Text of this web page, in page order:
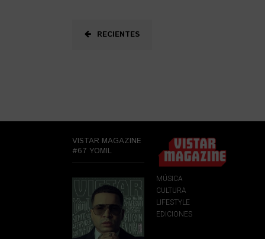
RECIENTES
VISTAR MAGAZINE
#67 YOMIL
MÚSICA
CULTURA
LIFESTYLE
EDICIONES